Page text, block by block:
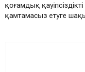
қоғамдық қауіпсіздікті
қамтамасыз етуге